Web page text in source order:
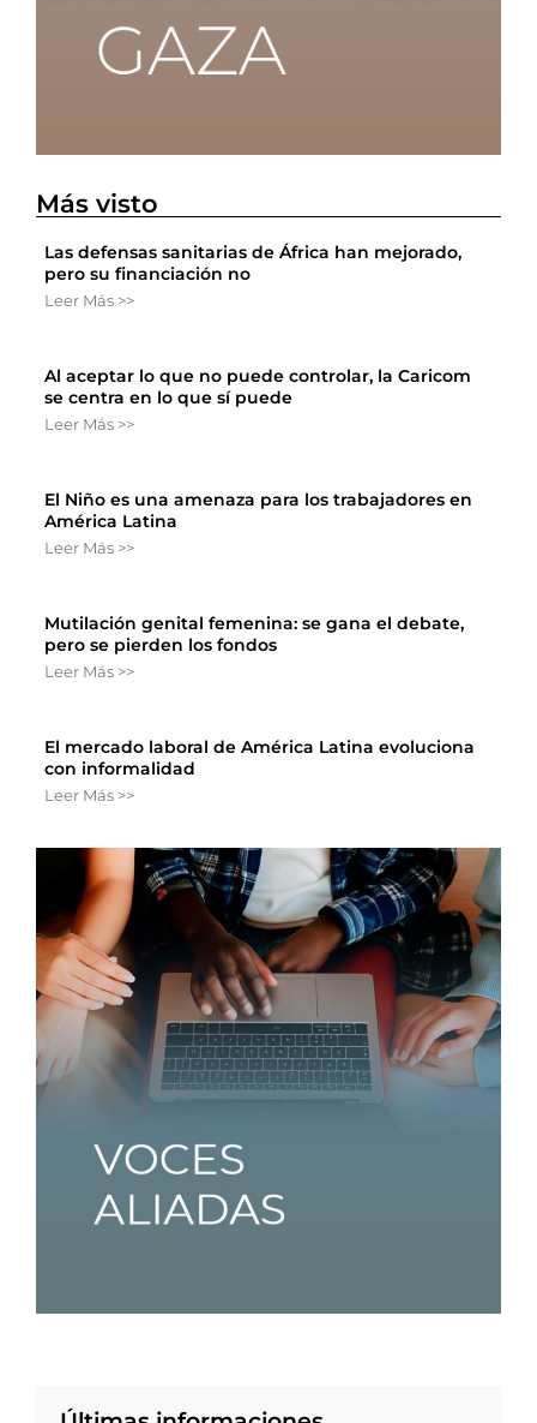
Más visto
Las defensas sanitarias de África han mejorado,
pero su financiación no
Leer Más >>
Al aceptar lo que no puede controlar, la Caricom
se centra en lo que sí puede
Leer Más >>
El Niño es una amenaza para los trabajadores en
América Latina
Leer Más >>
Mutilación genital femenina: se gana el debate,
pero se pierden los fondos
Leer Más >>
El mercado laboral de América Latina evoluciona
con informalidad
Leer Más >>